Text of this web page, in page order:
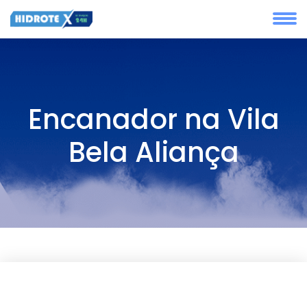
Encanador na Vila
Bela Aliança